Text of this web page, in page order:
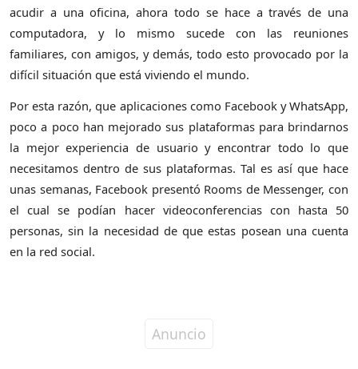
acudir a una oficina, ahora todo se hace a través de una
computadora, y lo mismo sucede con las reuniones
familiares, con amigos, y demás, todo esto provocado por la
difícil situación que está viviendo el mundo.
Por esta razón, que aplicaciones como Facebook y WhatsApp,
poco a poco han mejorado sus plataformas para brindarnos
la mejor experiencia de usuario y encontrar todo lo que
necesitamos dentro de sus plataformas. Tal es así que hace
unas semanas, Facebook presentó Rooms de Messenger, con
el cual se podían hacer videoconferencias con hasta 50
personas, sin la necesidad de que estas posean una cuenta
en la red social.